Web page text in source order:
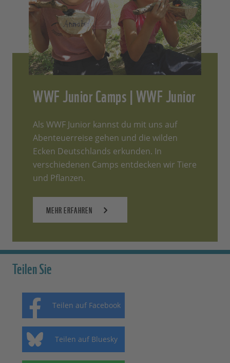
WWF Junior Camps | WWF Junior
Als WWF Junior kannst du mit uns auf
Abenteuerreise gehen und die wilden
Ecken Deutschlands erkunden. In
verschiedenen Camps entdecken wir Tiere
und Pflanzen.
MEHR ERFAHREN
Teilen Sie
Teilen auf Facebook
Teilen auf Bluesky